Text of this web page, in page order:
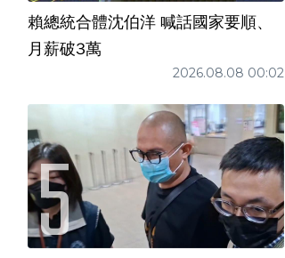
賴總統合體沈伯洋 喊話國家要順、
月薪破3萬
2026.08.08 00:02